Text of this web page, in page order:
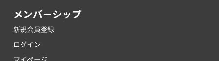
メンバーシップ
新規会員登録
ログイン